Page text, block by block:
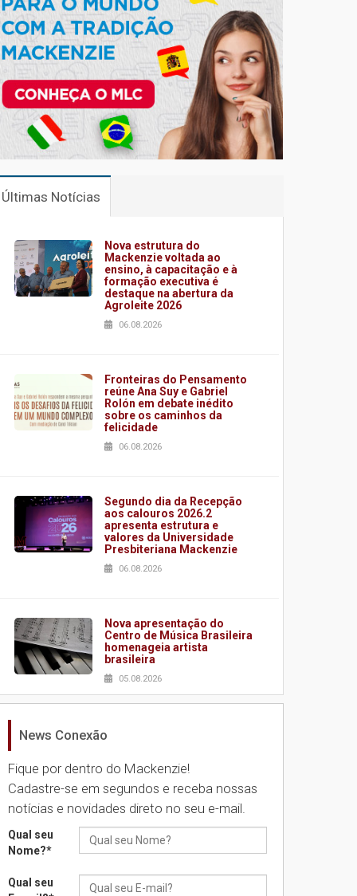
Últimas Notícias
Nova estrutura do
Mackenzie voltada ao
ensino, à capacitação e à
formação executiva é
destaque na abertura da
Agroleite 2026
06.08.2026
Fronteiras do Pensamento
reúne Ana Suy e Gabriel
Rolón em debate inédito
sobre os caminhos da
felicidade
06.08.2026
Segundo dia da Recepção
aos calouros 2026.2
apresenta estrutura e
valores da Universidade
Presbiteriana Mackenzie
06.08.2026
Nova apresentação do
Centro de Música Brasileira
homenageia artista
brasileira
05.08.2026
Universidade Mackenzie
Seminário discute desafios
das novas tecnologias em
sistemas solares
04.08.2026
News Conexão
Fique por dentro do Mackenzie!
Cadastre-se em segundos e receba nossas
notícias e novidades direto no seu e-mail.
Qual seu
Nome?*
Qual seu